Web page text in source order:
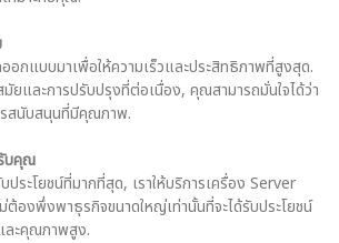
อกแบบมาเพื่อให้ความเร็วและประสิทธิภาพที่สูงสุด.
มัยและการปรับปรุงที่ต่อเนื่อง, คุณสามารถมั่นใจได้ว่า
สนับสนุนที่มีคุณภาพ.
บคุณ
ระโยชน์ที่มากที่สุด, เราให้บริการเครื่อง Server
องพึ่งพาธุรกิจขนาดใหญ่เท่านั้นที่จะได้รับประโยชน์
ละคุณภาพสูง.